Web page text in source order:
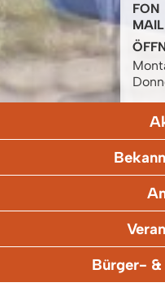
FON
MAIL
Bürger- &